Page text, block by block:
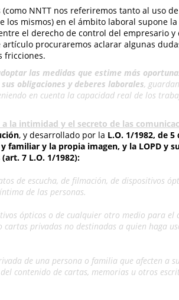
NNTT nos referiremos tanto al uso
los mismos) en el ámbito laboral supone
el derecho de control del empresario y
procuraremos aclarar algunas
fricciones.
las medidas que estime más
obligaciones y deberes laborales,
en cuenta la capacidad real de los
a la intimidad y el secreto de las
, y desarrollado por la L.O. 1/1982, de
y la propia imagen, y la LOPD y
7 L.O. 1/1982):
de escucha, de filmación, de dispositivos
de las personas.
ópticos o de cualquier otro medio para el
privadas no destinadas a quien haga
de una persona o familia que afecten a
contenido de cartas, memorias u otros